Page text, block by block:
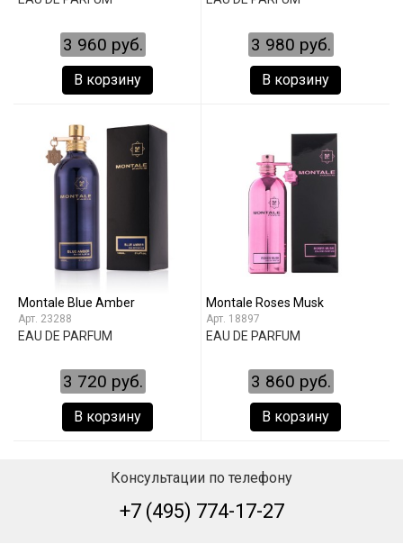
3 960 руб.
В корзину
3 980 руб.
В корзину
Montale Blue Amber
23288
EAU DE PARFUM
3 720 руб.
В корзину
Montale Roses Musk
18897
EAU DE PARFUM
3 860 руб.
В корзину
Консультации по телефону
+7 (495) 774-17-27